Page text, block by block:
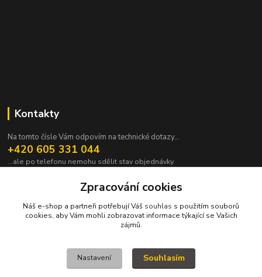
Kontakty
Na tomto čísle Vám odpovím na technické dotazy...
+420 605 331 044
...ale po telefonu nemohu sdělit stav objednávky.
pavek@janpavek.com
VŠECHNY VÝROBKY V TOMTO ESHOPU JSOU VYRÁBĚNY NA ZAKÁZKU a
Zpracování cookies
Náš e-shop a partneři potřebují Váš souhlas s použitím souborů
cookies, aby Vám mohli zobrazovat informace týkající se Vašich
zájmů.
Nastavení Souhlasím